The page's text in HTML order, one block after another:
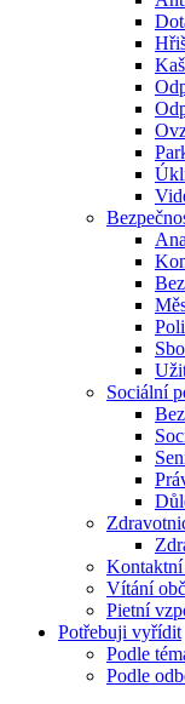
Sociální
Kontaktní
Vítání
Pietní
Potřebuji vyřídit
Podle
Podle